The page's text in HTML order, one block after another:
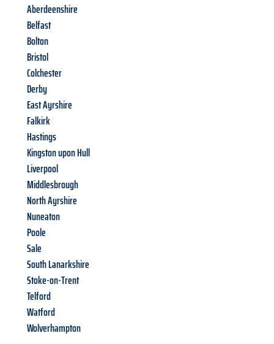
Aberdeenshire
Belfast
Bolton
Bristol
Colchester
Derby
East Ayrshire
Falkirk
Hastings
Kingston upon Hull
Liverpool
Middlesbrough
North Ayrshire
Nuneaton
Poole
Sale
South Lanarkshire
Stoke-on-Trent
Telford
Watford
Wolverhampton